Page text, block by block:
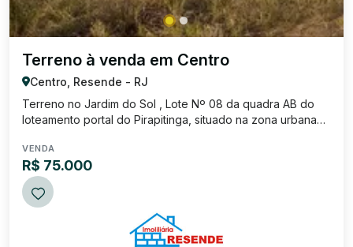
Terreno à venda em Centro
Centro, Resende - RJ
Terreno no Jardim do Sol , Lote Nº 08 da quadra AB do
loteamento portal do Pirapitinga, situado na zona urbana
160,00 meros quadrados, e as seguintes medidas e
confrontações: medindo 10,00m de fr...
VENDA
R$ 75.000